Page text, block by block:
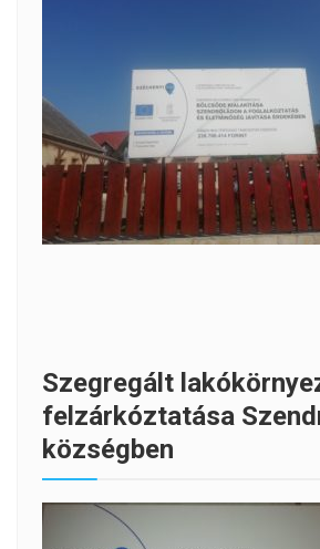
Szegregált
felzárkóztatása
községben